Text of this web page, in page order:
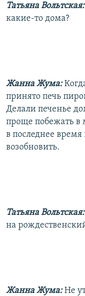
Татьяна Вольтская:
какие-то дома?
Жанна Жума:
принято печь
Делали печенье
проще побежать в
в последнее время
возобновить.
Татьяна Вольтская:
на
Жанна Жума:Не